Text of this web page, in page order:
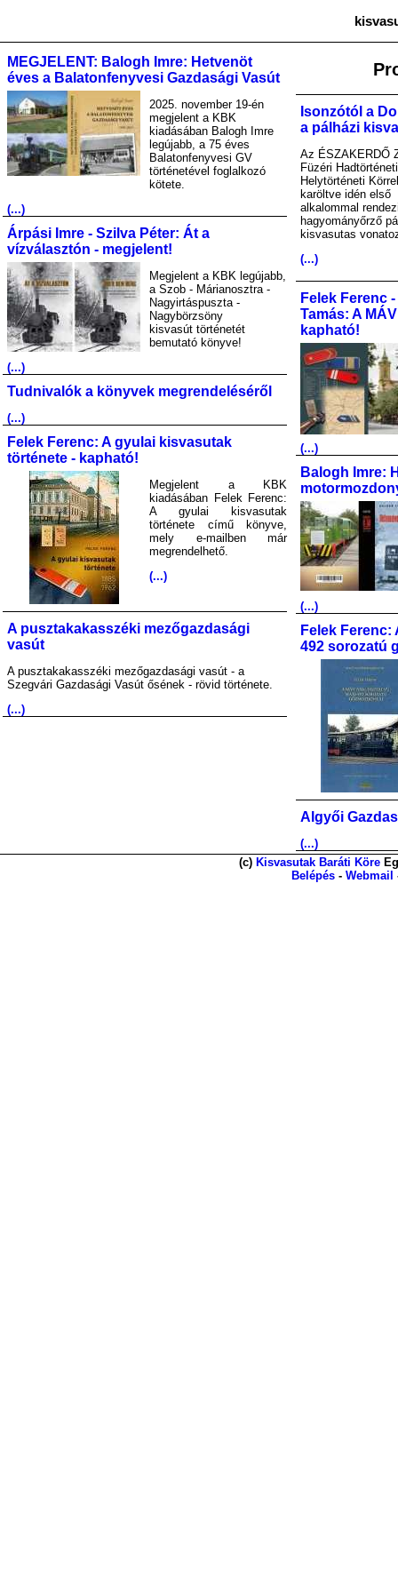
MEGJELENT: Balogh Imre: Hetvenöt
éves a Balatonfenyvesi Gazdasági Vasút
2025. november 19-én
megjelent a KBK
kiadásában Balogh Imre
legújabb, a 75 éves
Balatonfenyvesi GV
történetével foglalkozó
kötete.
(...)
Árpási Imre - Szilva Péter: Át a
vízválasztón - megjelent!
Megjelent a KBK legújabb,
a Szob - Márianosztra -
Nagyirtáspuszta -
Nagybörzsöny
kisvasút történetét
bemutató könyve!
(...)
Tudnivalók a könyvek megrendeléséről
(...)
Felek Ferenc: A gyulai kisvasutak
története - kapható!
Megjelent a KBK
kiadásában Felek Ferenc:
A gyulai kisvasutak
története című könyve,
mely e-mailben már
megrendelhető.
(...)
A pusztakakasszéki mezőgazdasági
vasút
A pusztakakasszéki mezőgazdasági vasút - a
Szegvári Gazdasági Vasút ősének - rövid története.
(...)
Isonzótól a
a pálházi
Az ÉSZAKERDŐ
Füzéri
Helytörténeti Körrel
karöltve idén első
alkalommal
hagyományőrző
kisvasutas
(...)
Felek Ferenc
Tamás: A
kapható!
(...)
Balogh Imre:
(...)
Felek Ferenc:
492 sorozatú
Algyői
(...)
(c) Kisvasutak Baráti Köre
Belépés - Webmail